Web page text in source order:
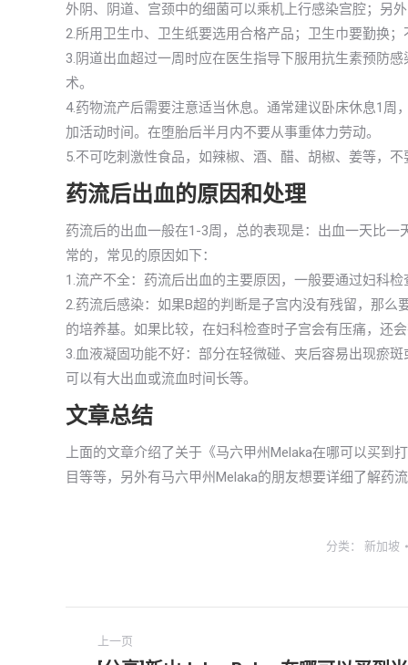
外阴、阴道、宫颈中的细菌可以乘机上行感染宫腔；另
2.所用卫生巾、卫生纸要选用合格产品；卫生巾要勤换
3.阴道出血超过一周时应在医生指导下服用抗生素预防
术。
4.药物流产后需要注意适当休息。通常建议卧床休息1
加活动时间。在堕胎后半月内不要从事重体力劳动。
5.不可吃刺激性食品，如辣椒、酒、醋、胡椒、姜等，
药流后出血的原因和处理
药流后的出血一般在1-3周，总的表现是：出血一天比
常的，常见的原因如下：
1.流产不全：药流后出血的主要原因，一般要通过妇科检
2.药流后感染：如果B超的判断是子宫内没有残留，那
的培养基。如果比较，在妇科检查时子宫会有压痛，还
3.血液凝固功能不好：部分在轻微碰、夹后容易出现瘀
可以有大出血或流血时间长等。
文章总结
上面的文章介绍了关于《马六甲州Melaka在哪可以买
目等等，另外有马六甲州Melaka的朋友想要详细了解药
分类： 新加坡
上一页